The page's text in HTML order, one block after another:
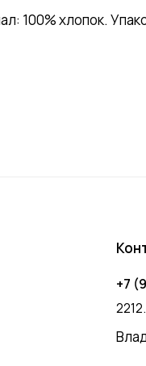
100% хлопок.
+7